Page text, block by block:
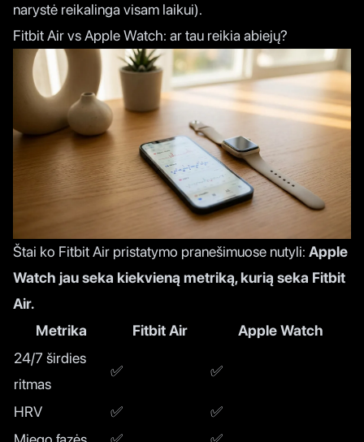
narystė reikalinga visam laikui).
Fitbit Air vs Apple Watch: ar tau reikia abiejų?
Štai ko Fitbit Air pristatymo pranešimuose nutyli: Apple
Watch jau seka kiekvieną metriką, kurią seka Fitbit
Air.
Metrika
Fitbit Air
Apple Watch
24/7 širdies
ritmas
✅ ✅
HRV ✅
✅